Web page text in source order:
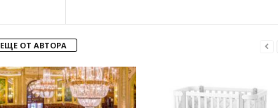
ЕЩЕ ОТ АВТОРА